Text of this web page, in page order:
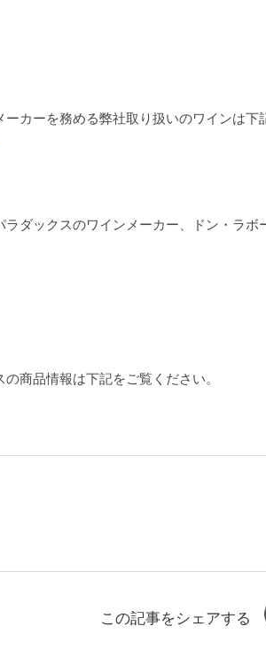
カーを務める弊社取り扱いのワインは下
ダックスのワインメーカー、ドン・ラボ
商品情報は下記をご覧ください。
この記事をシェアする